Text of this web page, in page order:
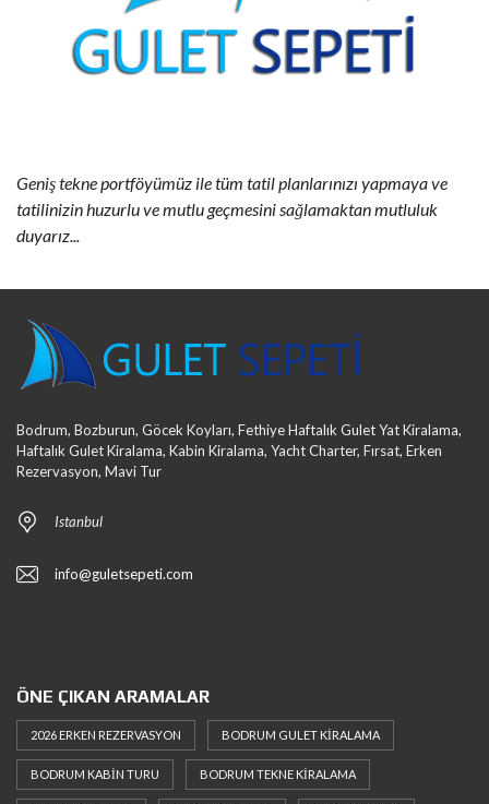
Geniş tekne portföyümüz ile tüm tatil planlarınızı yapmaya ve
tatilinizin huzurlu ve mutlu geçmesini sağlamaktan mutluluk
duyarız...
Bodrum, Bozburun, Göcek Koyları, Fethiye Haftalık Gulet Yat Kiralama,
Haftalık Gulet Kiralama, Kabin Kiralama, Yacht Charter, Fırsat, Erken
Rezervasyon, Mavi Tur
Istanbul
info@guletsepeti.com
ÖNE ÇIKAN ARAMALAR
2026 ERKEN REZERVASYON BODRUM GULET KIRALAMA
BODRUM KABIN TURU BODRUM TEKNE KIRALAMA